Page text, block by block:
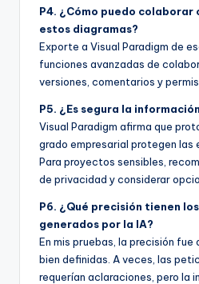
P4. ¿Cómo puedo colaborar
estos diagramas?
Exporte a Visual Paradigm de
funciones avanzadas de
versiones, comentarios y
P5. ¿Es segura la
Visual Paradigm afirma que
grado empresarial protegen las
Para proyectos sensibles,
de privacidad y considerar
P6. ¿Qué precisión tienen
generados por la IA?
En mis pruebas, la precisión
bien definidas. A veces, las
requerían aclaraciones, pero